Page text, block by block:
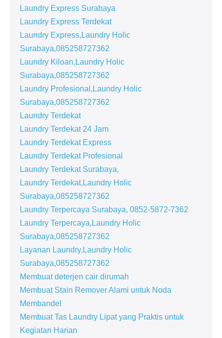
Laundry Express Surabaya
Laundry Express Terdekat
Laundry Express,Laundry Holic
Surabaya,085258727362
Laundry Kiloan,Laundry Holic
Surabaya,085258727362
Laundry Profesional,Laundry Holic
Surabaya,085258727362
Laundry Terdekat
Laundry Terdekat 24 Jam
Laundry Terdekat Express
Laundry Terdekat Profesional
Laundry Terdekat Surabaya,
Laundry Terdekat,Laundry Holic
Surabaya,085258727362
Laundry Terpercaya Surabaya, 0852-5872-7362
Laundry Terpercaya,Laundry Holic
Surabaya,085258727362
Layanan Laundry,Laundry Holic
Surabaya,085258727362
Membuat deterjen cair dirumah
Membuat Stain Remover Alami untuk Noda
Membandel
Membuat Tas Laundry Lipat yang Praktis untuk
Kegiatan Harian